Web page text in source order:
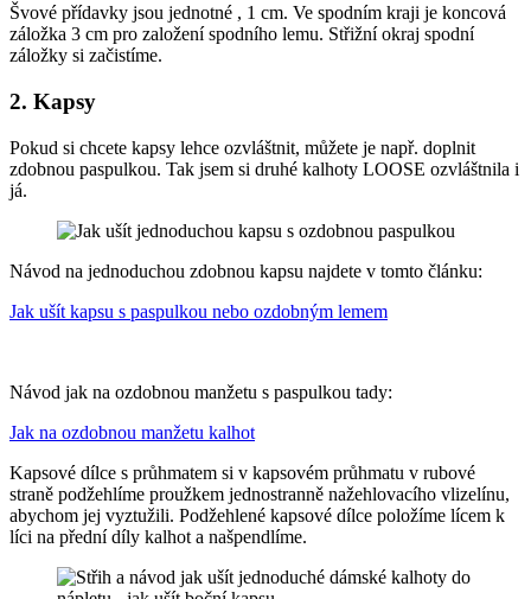
Švové přídavky jsou jednotné , 1 cm. Ve spodním kraji je koncová
záložka 3 cm pro založení spodního lemu. Střižní okraj spodní
záložky si začistíme.
2. Kapsy
Pokud si chcete kapsy lehce ozvláštnit, můžete je např. doplnit
zdobnou paspulkou. Tak jsem si druhé kalhoty LOOSE ozvláštnila i
já.
Návod na jednoduchou zdobnou kapsu najdete v tomto článku:
Jak ušít kapsu s paspulkou nebo ozdobným lemem
Návod jak na ozdobnou manžetu s paspulkou tady:
Jak na ozdobnou manžetu kalhot
Kapsové dílce s průhmatem si v kapsovém průhmatu v rubové
straně podžehlíme proužkem jednostranně nažehlovacího vlizelínu,
abychom jej vyztužili. Podžehlené kapsové dílce položíme lícem k
líci na přední díly kalhot a našpendlíme.